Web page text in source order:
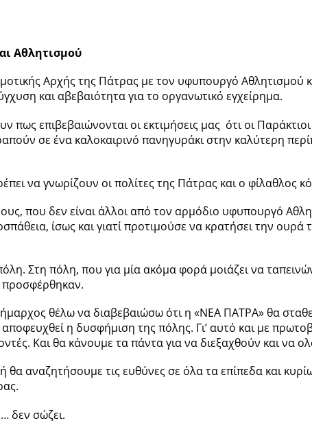
Αθλητισμού
Αρχής της Πάτρας με τον υφυπουργό Αθλητισμού
και αβεβαιότητα για το οργανωτικό εγχείρημα.
πως επιβεβαιώνονται οι εκτιμήσεις μας ότι οι
σε ένα καλοκαιρινό πανηγυράκι στην καλύτερη
να γνωρίζουν οι πολίτες της Πάτρας και ο φίλαθλος
που δεν είναι άλλοι από τον αρμόδιο υφυπουργό
ίσως και γιατί προτιμούσε να κρατήσει την
Στη πόλη, που για μία ακόμα φορά μοιάζει να
προσφέρθηκαν.
θέλω να διαβεβαιώσω ότι η «ΝΕΑ ΠΑΤΡΑ» θα
αποφευχθεί η δυσφήμιση της πόλης. Γι’ αυτό και με
Και θα κάνουμε τα πάντα για να διεξαχθούν και να
αναζητήσουμε τις ευθύνες σε όλα τα επίπεδα και
δεν σώζει.